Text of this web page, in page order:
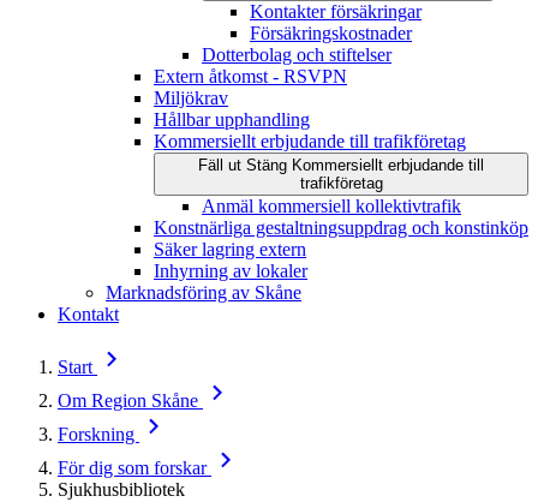
Kontakter försäkringar
Försäkringskostnader
Dotterbolag och stiftelser
Extern åtkomst - RSVPN
Miljökrav
Hållbar upphandling
Kommersiellt erbjudande till trafikföretag
Fäll ut Stäng Kommersiellt erbjudande till
trafikföretag
Anmäl kommersiell kollektivtrafik
Konstnärliga gestaltningsuppdrag och konstinköp
Säker lagring extern
Inhyrning av lokaler
Marknadsföring av Skåne
Kontakt
Start
Om Region Skåne
Forskning
För dig som forskar
Sjukhusbibliotek